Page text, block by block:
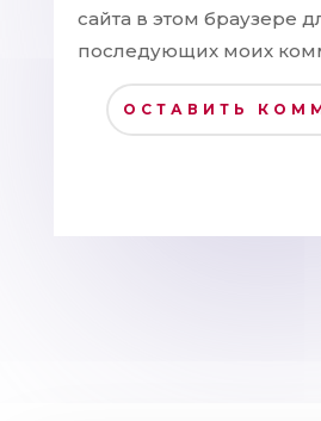
сайта в этом браузере
последующих моих
ОСТАВИТЬ